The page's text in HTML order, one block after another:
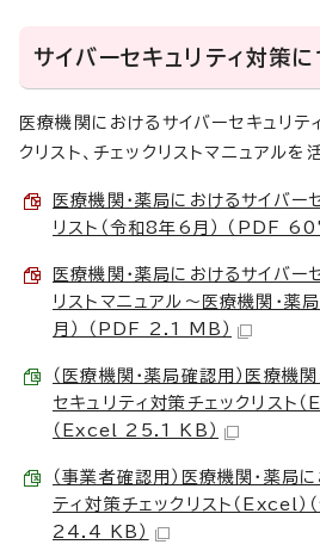
サイバーセキュリティ対策
医療機関におけるサイバーセキュリテ
クリスト、チェックリストマニュアルを
医療機関・薬局におけるサイバー
リスト（令和8年6月） （PDF
医療機関・薬局におけるサイバー
リストマニュアル～医療機関・薬
月） （PDF 2.1 MB）
（医療機関・薬局確認用）医療機
セキュリティ対策チェックリスト
（Excel 25.1 KB）
（事業者確認用）医療機関・薬局
ティ対策チェックリスト（Excel）
24.4 KB）